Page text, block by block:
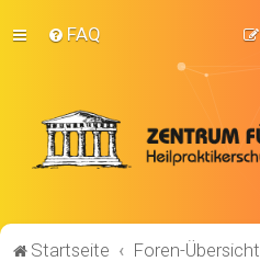
FAQ
Startseite Foren-Übersicht